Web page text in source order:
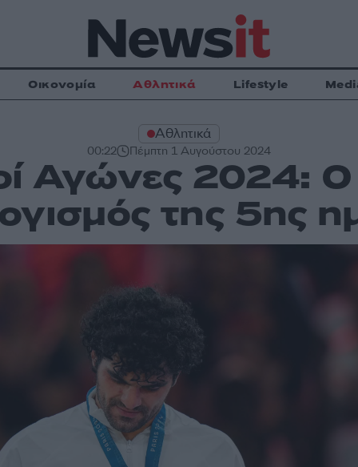
Οικονομία Αθλητικά Lifestyle
Αθλητικά
00:22 Πέμπτη 1 Αυγούστου 2024
Αγώνες 2024: O
της 5ης